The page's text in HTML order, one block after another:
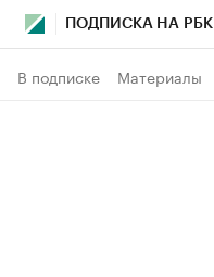
ПОДПИСКА НА РБК
В подписке Материалы